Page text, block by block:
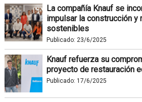
La compañía Knauf se
impulsar la construcción y
sostenibles
Publicado: 23/6/2025
Knauf refuerza su
proyecto de restauración
Publicado: 17/6/2025